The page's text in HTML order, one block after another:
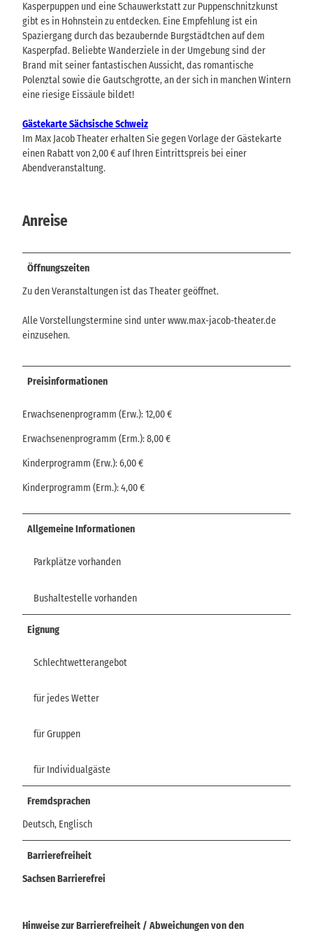
Kasperpuppen und eine Schauwerkstatt zur Puppenschnitzkunst
gibt es in Hohnstein zu entdecken. Eine Empfehlung ist ein
Spaziergang durch das bezaubernde Burgstädtchen auf dem
Kasperpfad. Beliebte Wanderziele in der Umgebung sind der
Brand mit seiner fantastischen Aussicht, das romantische
Polenztal sowie die Gautschgrotte, an der sich in manchen Wintern
eine riesige Eissäule bildet!
Gästekarte Sächsische Schweiz
Im Max Jacob Theater erhalten Sie gegen Vorlage der Gästekarte
einen Rabatt von 2,00 € auf Ihren Eintrittspreis bei einer
Abendveranstaltung.
Anreise
Öffnungszeiten
Zu den Veranstaltungen ist das Theater geöffnet.
Alle Vorstellungstermine sind unter www.max-jacob-theater.de
einzusehen.
Preisinformationen
Erwachsenenprogramm (Erw.): 12,00 €
Erwachsenenprogramm (Erm.): 8,00 €
Kinderprogramm (Erw.): 6,00 €
Kinderprogramm (Erm.): 4,00 €
Allgemeine Informationen
Parkplätze vorhanden
Bushaltestelle vorhanden
Eignung
Schlechtwetterangebot
für jedes Wetter
für Gruppen
für Individualgäste
Fremdsprachen
Deutsch, Englisch
Barrierefreiheit
Sachsen Barrierefrei
Hinweise zur Barrierefreiheit / Abweichungen von den